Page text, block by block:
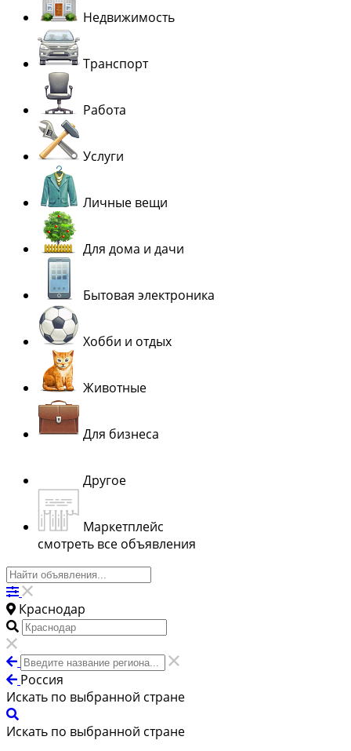
Недвижимость
Транспорт
Работа
Услуги
Личные вещи
Для дома и дачи
Бытовая электроника
Хобби и отдых
Животные
Для бизнеса
Другое
Маркетплейс
смотреть все объявления
Краснодар
Россия
Искать по выбранной стране
Искать по выбранной стране